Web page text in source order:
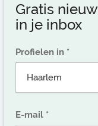
Gratis
in je inbox
Profielen in
E-mail